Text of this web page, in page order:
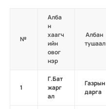
№
Алба
н
хаагч
ийн
овог
нэр
Албан
тушаал
1
Г.Бат
жарг
ал
Газрын
дарга